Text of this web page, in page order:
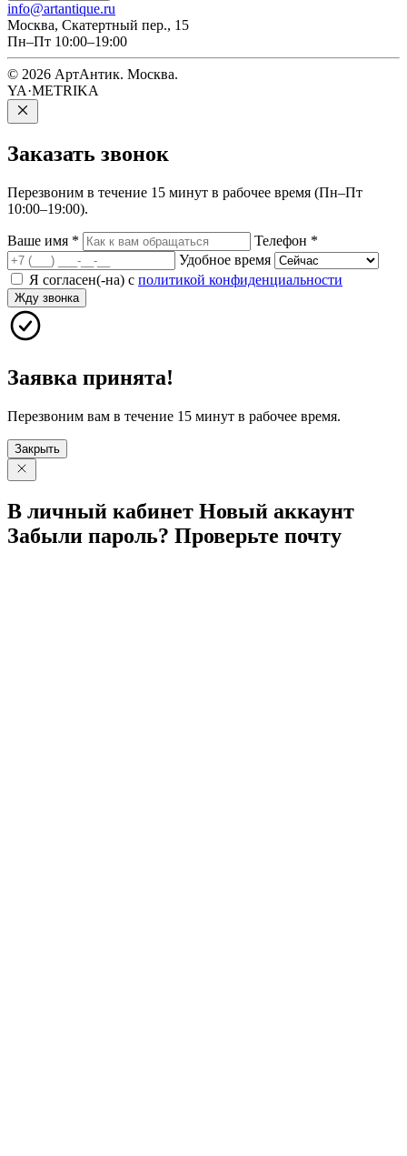
info@artantique.ru
Москва, Скатертный пер., 15
Пн–Пт 10:00–19:00
© 2026 АртАнтик. Москва.
YA·METRIKA
Заказать звонок
Перезвоним в течение 15 минут в рабочее время (Пн–Пт
10:00–19:00).
Ваше имя * Телефон *
Удобное время
Я согласен(-на) с политикой конфиденциальности
Жду звонка
Заявка принята!
Перезвоним вам в течение 15 минут в рабочее время.
Закрыть
В личный кабинет Новый аккаунт
Забыли пароль? Проверьте почту